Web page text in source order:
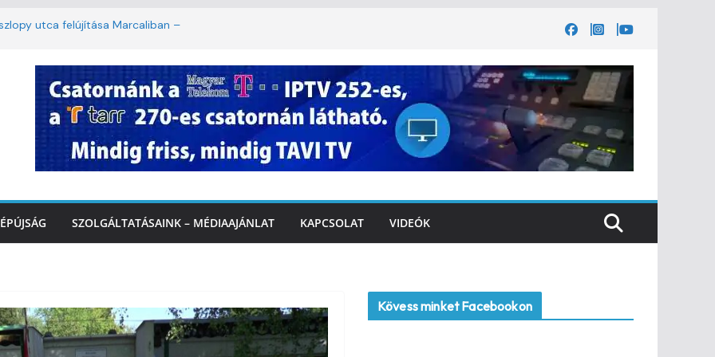
utca felújítása Marcaliban –
lakossági felháborodást váltott ki a
Marcaliban – VIDEÓ
– az első félidő végén
SZOLGÁLTATÁSAINK – MÉDIAAJÁNLAT KAPCSOLAT VIDEÓK
Kövess minket Facebookon